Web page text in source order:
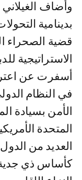
وأضاف الغيلاني
بدينامية
قضية الصحراء
الاستراتيجية
أسفرت عن
في النظام
الأمن بسيادة
المتحدة
العديد من
كأساس ذي جدية